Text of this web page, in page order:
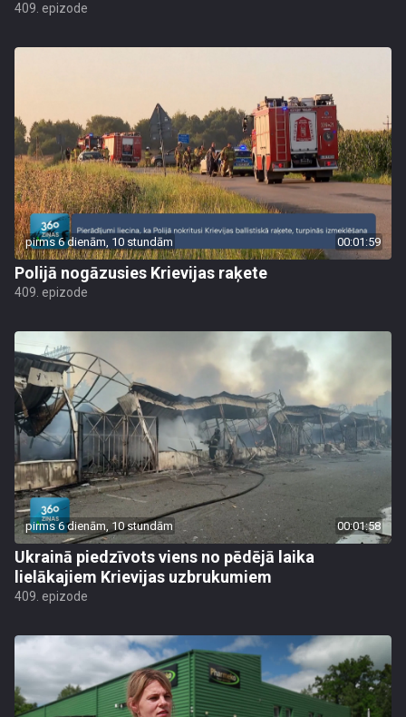
409. epizode
pirms 6 dienām, 10 stundām 00:01:59
Polijā nogāzusies Krievijas raķete
409. epizode
pirms 6 dienām, 10 stundām 00:01:58
Ukrainā piedzīvots viens no pēdējā laika
lielākajiem Krievijas uzbrukumiem
409. epizode